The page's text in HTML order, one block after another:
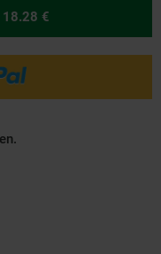
18.28 €